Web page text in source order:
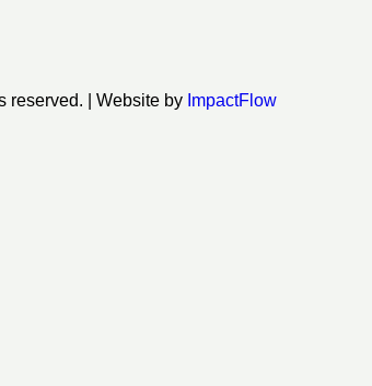
reserved. | Website by ImpactFlow